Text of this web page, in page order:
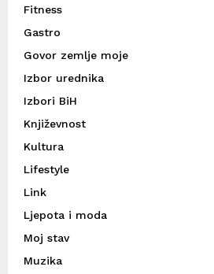
Fitness
Gastro
Govor zemlje moje
Izbor urednika
Izbori BiH
Književnost
Kultura
Lifestyle
Link
Ljepota i moda
Moj stav
Muzika